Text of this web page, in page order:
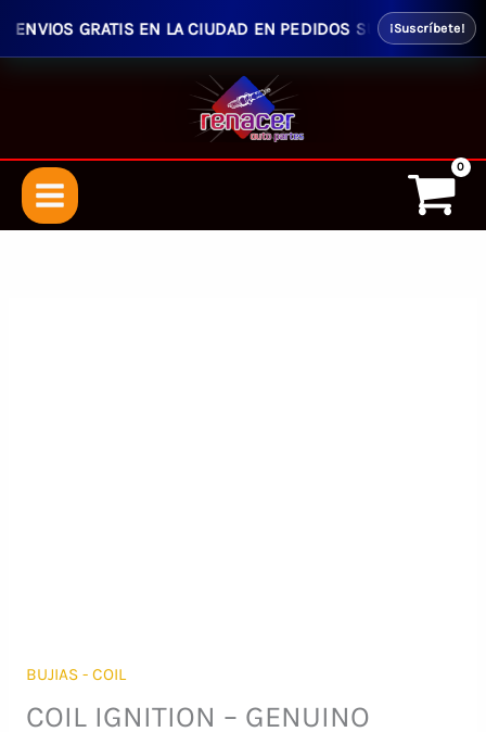
GRATIS EN LA CIUDAD EN PEDIDOS SUPERIORES
¡Suscríbete!
BUJIAS - COIL
COIL IGNITION – GENUINO